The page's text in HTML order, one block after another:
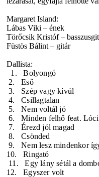
Margaret Island:
Lábas Viki – ének
Törőcsik Kristóf –
Füstös Bálint – gitár
Dallista:
1. Bolyongó
2. Eső
3. Szép vagy kívül
4. Csillagtalan
5. Nem voltál jó
6. Minden felhő feat. Lóci
7. Érezd jól magad
8. Csönded
9. Nem lesz mindenkor
10. Ringató
11. Egy lány sétál a
12. Egyszer volt